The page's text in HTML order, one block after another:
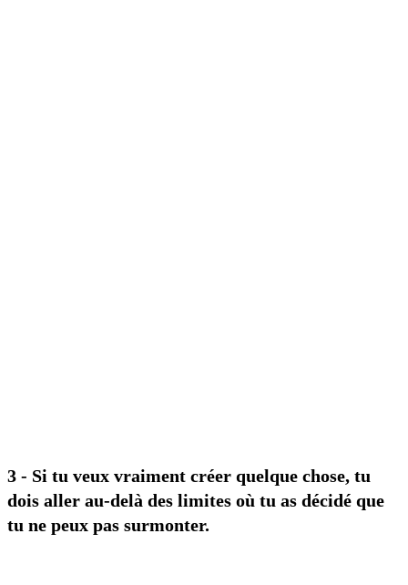
3 - Si tu veux vraiment créer quelque chose, tu
dois aller au-delà des limites où tu as décidé que
tu ne peux pas surmonter.